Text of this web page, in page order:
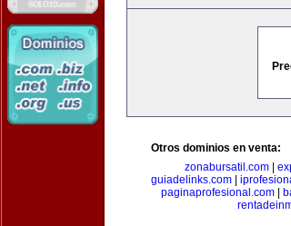
Otros dominios en venta:
zonabursatil.com
guiadelinks.com
paginaprofesional.com|